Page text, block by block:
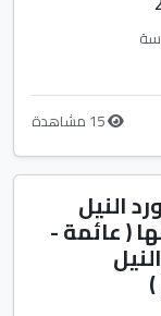
النيل
( عائمة -